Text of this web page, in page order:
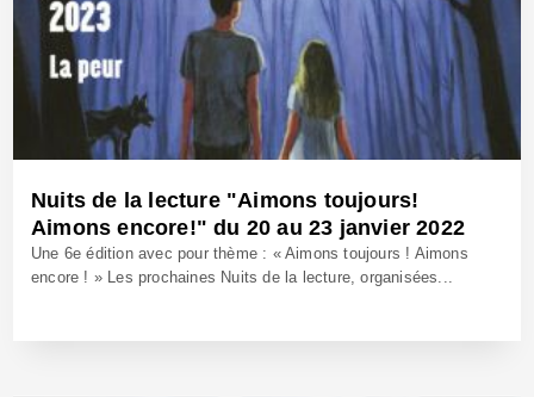
Nuits de la lecture "Aimons toujours!
Aimons encore!" du 20 au 23 janvier 2022
Une 6e édition avec pour thème : « Aimons toujours ! Aimons
encore ! » Les prochaines Nuits de la lecture, organisées...